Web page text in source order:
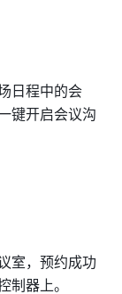
日程中的会
键开启会议沟
室，预约成功
制器上。